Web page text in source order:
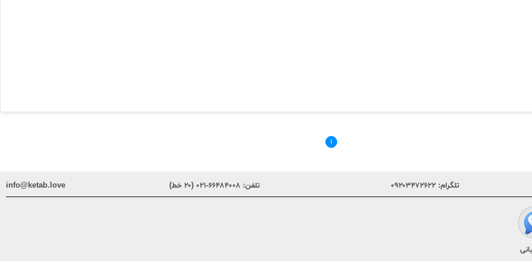
۱
تلگرام: ۰۹۲۰۳۴۷۲۶۲۲ تلفن: ۶۶۴۸۴۰۰۸-۰۲۱ (۲۰ خط) info@ketab.love